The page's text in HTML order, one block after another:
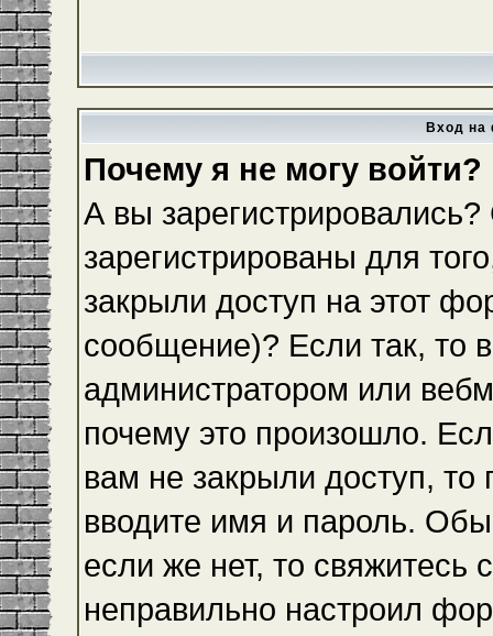
Вход на
Почему я не могу войти?
А вы
зарегистрированы для
закрыли доступ на этот
сообщение)? Если так, то
администратором или
почему это произошло.
вам не закрыли доступ,
вводите имя и пароль.
если же нет, то свяжитесь
неправильно настроил